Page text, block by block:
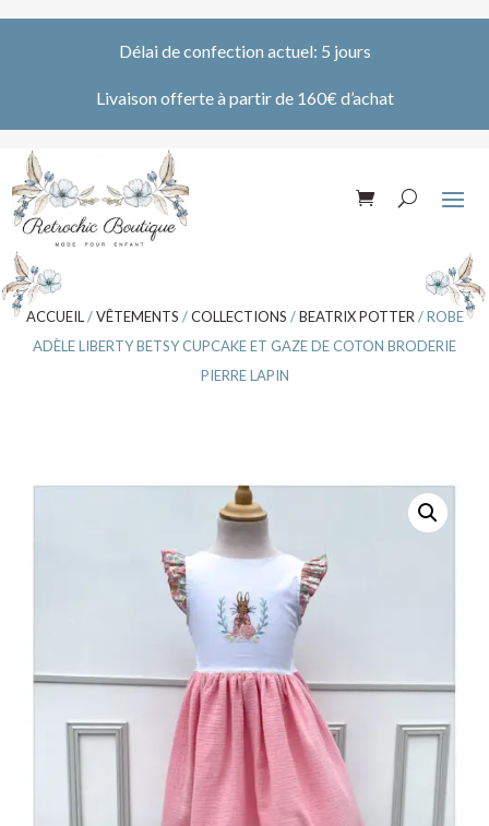
Délai de confection actuel: 5 jours
Livaison offerte à partir de 160€ d’achat
ACCUEIL /VÊTEMENTS /COLLECTIONS /BEATRIX POTTER / ROBE
ADÈLE LIBERTY BETSY CUPCAKE ET GAZE DE COTON BRODERIE
PIERRE LAPIN